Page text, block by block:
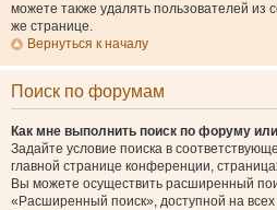
можете также удалять пользователей из
же странице.
Вернуться к началу
Поиск по форумам
Как мне выполнить поиск по форуму
Задайте условие поиска в
главной странице конференции,
Вы можете осуществить расширенный
«Расширенный поиск», доступной на